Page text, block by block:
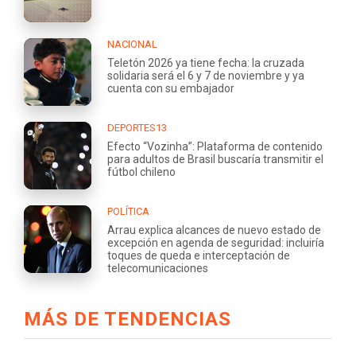
NACIONAL
Teletón 2026 ya tiene fecha: la cruzada
solidaria será el 6 y 7 de noviembre y ya
cuenta con su embajador
DEPORTES13
Efecto “Vozinha”: Plataforma de contenido
para adultos de Brasil buscaría transmitir el
fútbol chileno
POLÍTICA
Arrau explica alcances de nuevo estado de
excepción en agenda de seguridad: incluiría
toques de queda e interceptación de
telecomunicaciones
MÁS DE TENDENCIAS